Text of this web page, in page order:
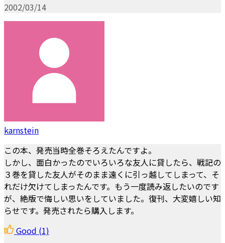
2002/03/14
karnstein
この本、発売当時全巻そろえたんですよ。
しかし、面白かったのでいろいろな友人に貸したら、戦記の
３巻を貸した友人がそのまま遠くに引っ越してしまって、そ
れだけ欠けてしまったんです。もう一度読み返したいのです
が、絶版で悔しい思いをしていました。復刊、大変嬉しい知
らせです。発売されたら購入します。
Good (1)